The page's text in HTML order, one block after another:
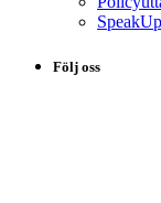
SpeakUp
Följ oss